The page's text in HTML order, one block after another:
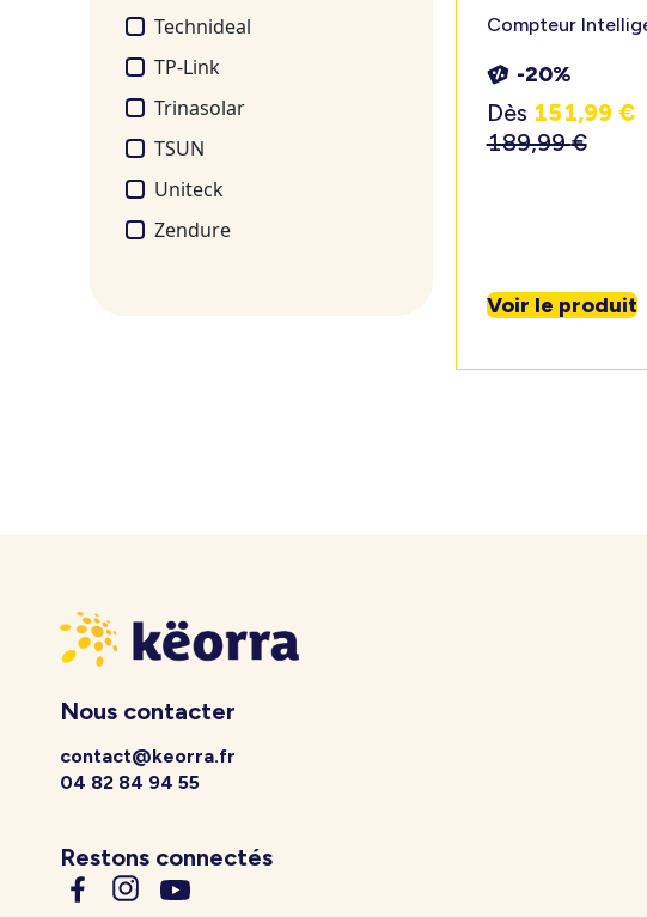
Technideal
TP-Link
Trinasolar
TSUN
Uniteck
Zendure
Compteur
-20%
Dès 151,99 €
189,99€
Voir le produit
Nous contacter
contact@keorra.fr
04 82 84 94 55
Restons connectés